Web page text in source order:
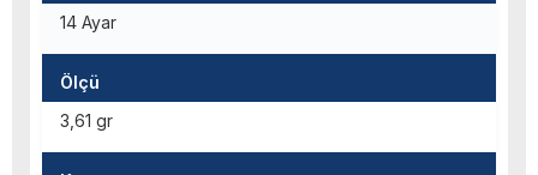
14 Ayar
Ölçü
3,61 gr